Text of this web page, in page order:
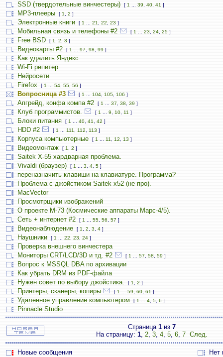
SSD (твердотельные винчестеры)
[ 1 39 40 41 ]
MP3-плееры [ 1 2 ]
Электронные книги [ 1 21 22 23 ]
Мобильная связь и телефоны #2 [ 1 23 24 25 ]
Free BSD [ 1 2 3 ]
Видеокарты #2 [ 1 97 98 99 ]
Как удалить Яндекс
Wi-Fi репитер
Нейросети
Firefox
[ 1 54 55 56 ]
Вопросница #3 [ 1 104 105 106 ]
Апгрейд, конфа компа #2 [ 1 37 38 39 ]
Клуб программистов. [ 1 9 10 11 ]
Блоки питания [ 1 40 41 42 ]
HDD #2 [ 1 111 112 113 ]
Корпуса компьютерные [ 1 11 12 13 ]
Видеомонтаж [ 1 2 ]
Saitek X-55 хардварная проблема.
Vivaldi (браузер)
[ 1 3 4 5 ]
переназначить клавиши на клавиатуре. Программа?
Проблема с джойстиком Saitek x52 (не про).
MacVector
Просмотрщики изображений
О проекте М-73 (Космические аппараты Марс-4/5).
Сеть + интернет #2
[ 1 55 56 57 ]
Видеонаблюдение [ 1 2 3 4 ]
Наушники [ 1 22 23 24 ]
Проверка внешнего винчестера
Мониторы CRT/LCD/3D и тд. #2
[ 1 57 58 59 ]
Вопрос к MSSQL DBA по архивации
Как убрать DRM из PDF-файла
Нужен совет по выбору джойстика.
[ 1 2 ]
Принтеры, сканеры, копиры [ 1 59 60 61 ]
Удаленное управление компьютером [ 1 4 5 6 ]
Pinnacle Studio
Страница 1из 7
На страницу: 1, 2, 3, 4, 5, 6, 7 След.
Новые сообщения
Нет